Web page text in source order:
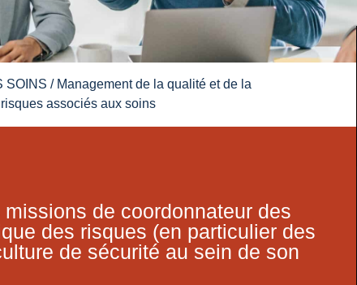
SOINS / Management de la qualité et de la
associés aux soins
de coordonnateur des
des risques (en particulier des
de sécurité au sein de son